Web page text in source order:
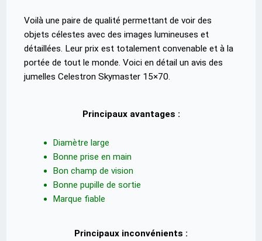
Voilà une paire de qualité permettant de voir des
objets célestes avec des images lumineuses et
détaillées. Leur prix est totalement convenable et à la
portée de tout le monde. Voici en détail un avis des
jumelles Celestron Skymaster 15×70.
Principaux avantages :
Diamètre large
Bonne prise en main
Bon champ de vision
Bonne pupille de sortie
Marque fiable
Principaux inconvénients :